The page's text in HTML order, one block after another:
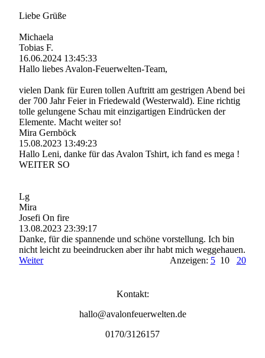
Liebe Grüße
Michaela
Tobias F.
16.06.2024 13:45:33
Hallo liebes Avalon-­Feuerwelten-­Team,­
vielen Dank für Euren tollen Auftritt am gestrigen Abend bei
der 700 Jahr Feier in Friedewald (Westerwald). Eine richtig
tolle gelungene Schau mit einzigartigen Eindrücken der
Elemente. Macht weiter so!
Mira Gernböck
15.08.2023 13:49:23
Hallo Leni, danke für das Avalon Tshirt, ich fand es mega !
WEITER SO
Lg
Mira
Josefi On fire
13.08.2023 23:39:17
Danke, für die spannende und schöne vorstellung. Ich bin
nicht leicht zu beeindrucken aber ihr habt mich weggehauen.
Weiter
Anzeigen: 510 20
Kontakt:
hallo@avalonfeuerwelten.de
0170/3126157